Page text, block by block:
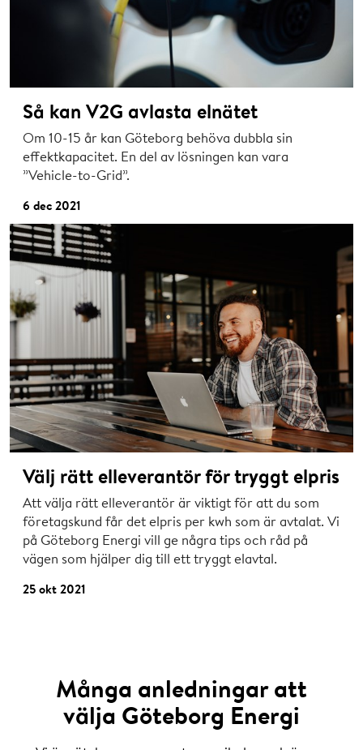
Så kan V2G avlasta elnätet
Om 10-15 år kan Göteborg behöva dubbla sin
effektkapacitet. En del av lösningen kan vara
”Vehicle-to-Grid”.
6 dec 2021
Välj rätt elleverantör för tryggt elpris
Att välja rätt elleverantör är viktigt för att du som
företagskund får det elpris per kwh som är avtalat. Vi
på Göteborg Energi vill ge några tips och råd på
vägen som hjälper dig till ett tryggt elavtal.
25 okt 2021
Många anledningar att
välja Göteborg Energi